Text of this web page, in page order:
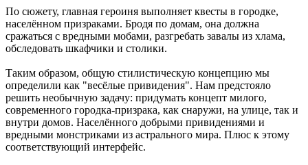
По сюжету, главная героиня выполняет квесты в городке,
населённом призраками. Бродя по домам, она должна
сражаться с вредными мобами, разгребать завалы из хлама,
обследовать шкафчики и столики.
Таким образом, общую стилистическую концепцию мы
определили как "весёлые привидения". Нам предстояло
решить необычную задачу: придумать концепт милого,
современного городка-призрака, как снаружи, на улице, так и
внутри домов. Населённого добрыми привидениями и
вредными монстриками из астрального мира. Плюс к этому
соответствующий интерфейс.